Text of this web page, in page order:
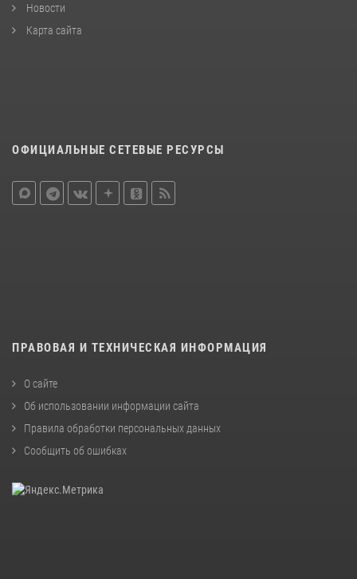
Новости
Карта сайта
ОФИЦИАЛЬНЫЕ СЕТЕВЫЕ РЕСУРСЫ
ПРАВОВАЯ И ТЕХНИЧЕСКАЯ ИНФОРМАЦИЯ
О сайте
Об использовании информации сайта
Правила обработки персональных данных
Сообщить об ошибках